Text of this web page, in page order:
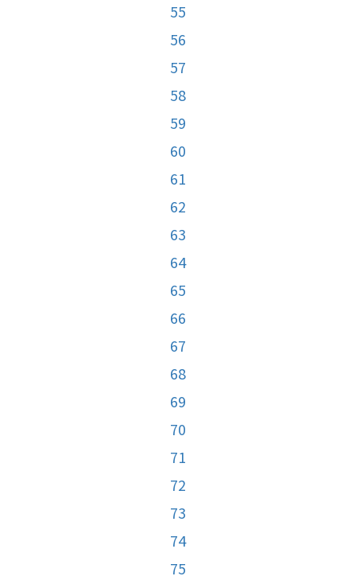
55
56
57
58
59
60
61
62
63
64
65
66
67
68
69
70
71
72
73
74
75